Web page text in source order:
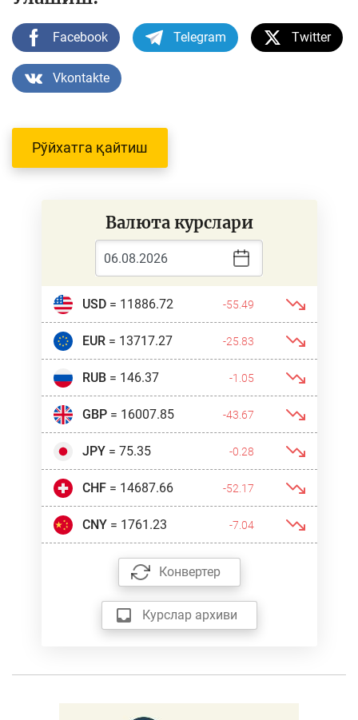
Facebook Telegram Twitter
Vkontakte
Рўйхатга қайтиш
Валюта курслари
USD= 11886.72 -55.49
EUR= 13717.27 -25.83
RUB= 146.37 -1.05
GBP= 16007.85 -43.67
JPY= 75.35 -0.28
CHF= 14687.66 -52.17
CNY= 1761.23 -7.04
Конвертер
Курслар архиви